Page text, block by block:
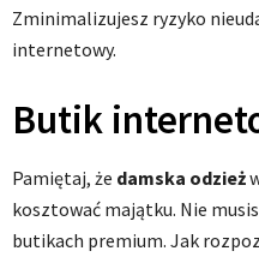
Zminimalizujesz ryzyko
internetowy.
Butik
Pamiętaj, że damska odzież
kosztować majątku. Nie
butikach premium. Jak